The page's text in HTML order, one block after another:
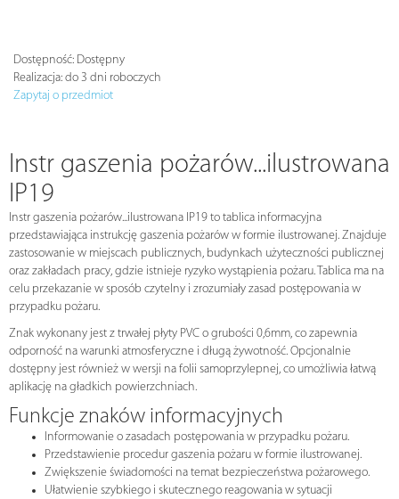
Dostępność: Dostępny
Realizacja: do 3 dni roboczych
Zapytaj o przedmiot
Instr gaszenia pożarów...ilustrowana
IP19
Instr gaszenia pożarów...ilustrowana IP19 to tablica informacyjna
przedstawiająca instrukcję gaszenia pożarów w formie ilustrowanej. Znajduje
zastosowanie w miejscach publicznych, budynkach użyteczności publicznej
oraz zakładach pracy, gdzie istnieje ryzyko wystąpienia pożaru. Tablica ma na
celu przekazanie w sposób czytelny i zrozumiały zasad postępowania w
przypadku pożaru.
Znak wykonany jest z trwałej płyty PVC o grubości 0,6mm, co zapewnia
odporność na warunki atmosferyczne i długą żywotność. Opcjonalnie
dostępny jest również w wersji na folii samoprzylepnej, co umożliwia łatwą
aplikację na gładkich powierzchniach.
Funkcje znaków informacyjnych
Informowanie o zasadach postępowania w przypadku pożaru.
Przedstawienie procedur gaszenia pożaru w formie ilustrowanej.
Zwiększenie świadomości na temat bezpieczeństwa pożarowego.
Ułatwienie szybkiego i skutecznego reagowania w sytuacji